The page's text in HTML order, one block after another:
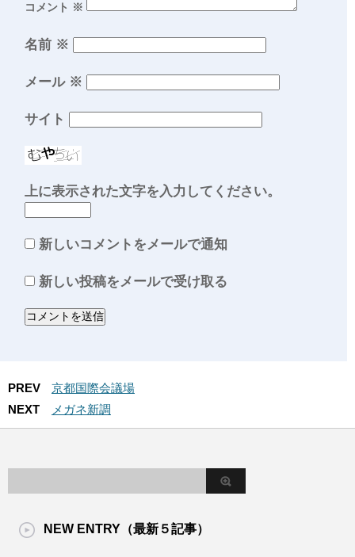
コメント ※
名前 ※
メール ※
サイト
上に表示された文字を入力してください。
新しいコメントをメールで通知
新しい投稿をメールで受け取る
PREV
京都国際会議場
NEXT
メガネ新調
NEW ENTRY（最新５記事）